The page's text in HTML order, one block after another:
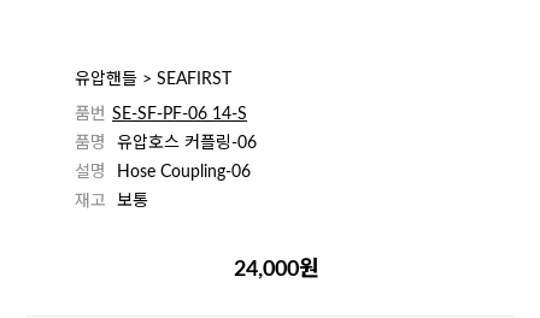
유압핸들 > SEAFIRST
품번 SE-SF-PF-06 14-S
품명
유압호스 커플링-06
설명
Hose Coupling-06
재고
보통
24,000원